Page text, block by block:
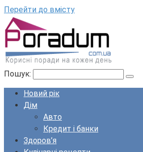
Перейти до вмісту
Пошук:
Новий рік
Дім
Авто
Кредит і банки
Здоров’я